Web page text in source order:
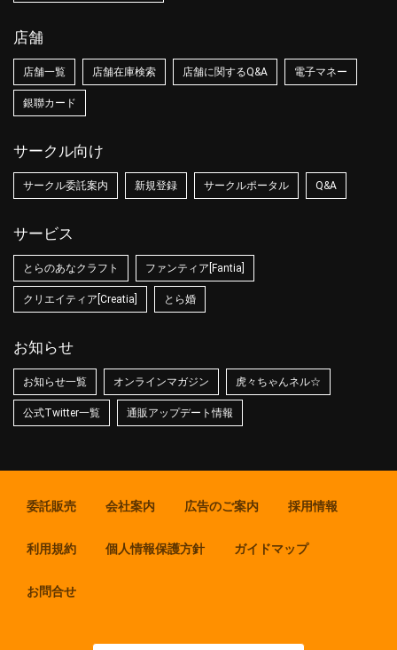
店舗
店舗一覧 店舗在庫検索 店舗に関するQ&A 電子マネー
銀聯カード
サークル向け
サークル委託案内 新規登録 サークルポータル Q&A
サービス
とらのあなクラフト ファンティア[Fantia]
クリエイティア[Creatia] とら婚
お知らせ
お知らせ一覧 オンラインマガジン 虎々ちゃんネル☆
公式Twitter一覧 通販アップデート情報
委託販売 会社案内 広告のご案内 採用情報
利用規約 個人情報保護方針 ガイドマップ
お問合せ